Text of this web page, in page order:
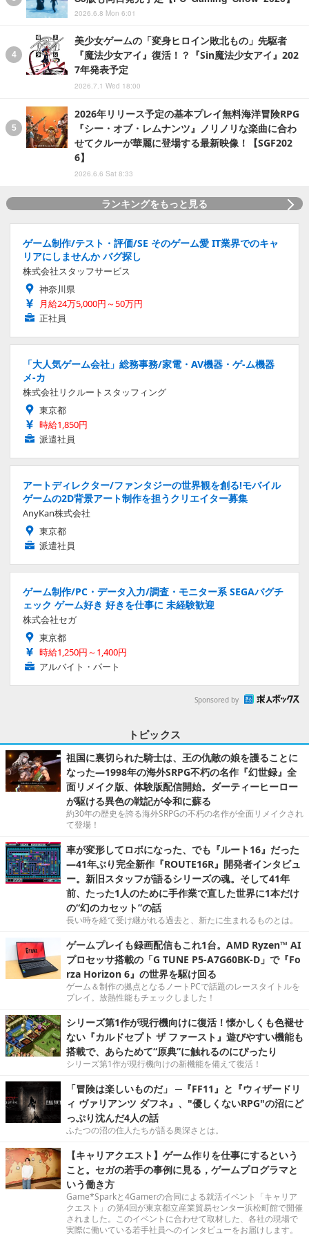
2026.6.8 Mon 6:01
美少女ゲームの「変身ヒロイン敗北もの」先駆者
『魔法少女アイ』復活！？『Sin魔法少女アイ』202
7年発表予定
2026.7.1 Wed 18:00
2026年リリース予定の基本プレイ無料海洋冒険RPG
『シー・オブ・レムナンツ』ノリノリな楽曲に合わ
せてクルーが華麗に登場する最新映像！【SGF202
6】
2026.6.6 Sat 8:33
ランキングをもっと見る
ゲーム制作/テスト・評価/SE そのゲーム愛 IT業界でのキャ
リアにしませんか バグ探し
株式会社スタッフサービス
神奈川県
月給24万5,000円～50万円
正社員
「大人気ゲーム会社」総務事務/家電・AV機器・ゲ-ム機器
メ-カ
株式会社リクルートスタッフィング
東京都
時給1,850円
派遣社員
アートディレクター/ファンタジーの世界観を創る!モバイル
ゲームの2D背景アート制作を担うクリエイター募集
AnyKan株式会社
東京都
派遣社員
ゲーム制作/PC・データ入力/調査・モニター系 SEGAバグチ
ェック ゲーム好き 好きを仕事に 未経験歓迎
株式会社セガ
東京都
時給1,250円～1,400円
アルバイト・パート
Sponsored by
トピックス
祖国に裏切られた騎士は、王の仇敵の娘を護ることに
なった―1998年の海外SRPG不朽の名作『幻世録』全
面リメイク版、体験版配信開始。ダーティーヒーロー
が駆ける異色の戦記が令和に蘇る
約30年の歴史を誇る海外SRPGの不朽の名作が全面リメイクされ
て登場！
車が変形してロボになった、でも『ルート16』だった
―41年ぶり完全新作『ROUTE16R』開発者インタビュ
ー。新旧スタッフが語るシリーズの魂。そして41年
前、たった1人のために手作業で直した世界に1本だけ
の“幻のカセット”の話
長い時を経て受け継がれる過去と、新たに生まれるものとは。
ゲームプレイも録画配信もこれ1台。AMD Ryzen™ AI
プロセッサ搭載の「G TUNE P5-A7G60BK-D」で『Fo
rza Horizon 6』の世界を駆け回る
ゲーム＆制作の拠点となるノートPCで話題のレースタイトルを
プレイ。放熱性能もチェックしました！
シリーズ第1作が現行機向けに復活！懐かしくも色褪せ
ない『カルドセプト ザ ファースト』遊びやすい機能も
搭載で、あらためて“原典”に触れるのにぴったり
シリーズ第1作が現行機向けの新機能を備えて復活！
「冒険は楽しいものだ」 ─『FF11』と『ウィザードリ
ィ ヴァリアンツ ダフネ』、"優しくないRPG"の沼にど
っぷり沈んだ4人の話
ふたつの沼の住人たちが語る奥深さとは。
【キャリアクエスト】ゲーム作りを仕事にするという
こと。セガの若手の事例に見る，ゲームプログラマと
いう働き方
Game*Sparkと4Gamerの合同による就活イベント「キャリア
クエスト」の第4回が東京都立産業貿易センター浜松町館で開催
されました。このイベントに合わせて取材した、各社の現場で
実際に働いている若手社員へのインタビューをお届けします。